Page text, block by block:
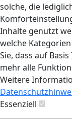
solche, die
Inhalte genutzt
welche
Sie, dass auf
mehr alle
Weitere
Essenziell